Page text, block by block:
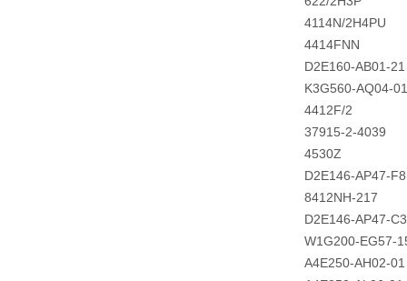
4114N/2H4PU
4414FNN
D2E160-AB01-21
K3G560-AQ04-01
4412F/2
37915-2-4039
4530Z
D2E146-AP47-F8
8412NH-217
D2E146-AP47-C3
W1G200-EG57-
A4E250-AH02-01